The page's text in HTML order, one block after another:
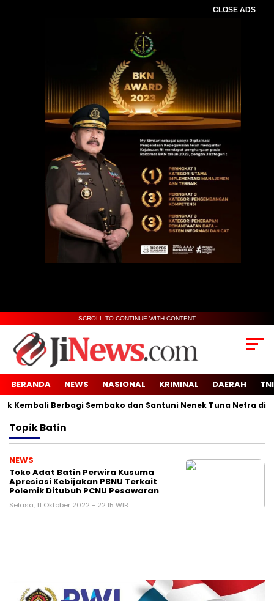
CLOSE ADS
SCROLL TO CONTINUE WITH CONTENT
BERANDA NEWS NASIONAL KRIMINAL DAERAH
Berbagi Sembako dan Santuni Nenek Tuna Netra di
TopikBatin
NEWS
Toko Adat Batin Perwira Kusuma
Apresiasi Kebijakan PBNU Terkait
Polemik Ditubuh PCNU Pesawaran
Selasa, 11 Oktober 2022 - 22:15 WIB